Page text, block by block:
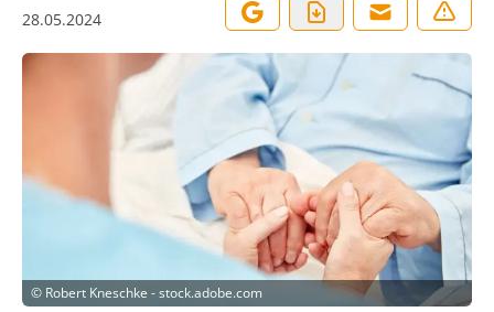
28.05.2024
© Robert Kneschke - stock.adobe.com